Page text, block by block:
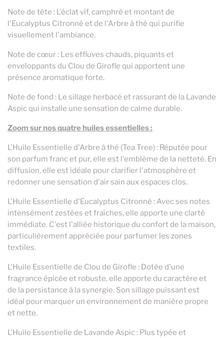
Note de tête : L'éclat vif, camphré et montant de
l'Eucalyptus Citronné et de l'Arbre à thé qui purifie
visuellement l'ambiance.
Note de cœur : Les effluves chauds, piquants et
enveloppants du Clou de Girofle qui apportent une
présence aromatique forte.
Note de fond : Le sillage herbacé et rassurant de la Lavande
Aspic qui installe une sensation de calme durable.
Zoom sur nos quatre huiles essentielles :
L'Huile Essentielle d'Arbre à thé (Tea Tree) : Réputée pour
son parfum franc et pur, elle est l'emblème de la netteté. En
diffusion, elle est idéale pour clarifier l'atmosphère et
redonner une sensation d'air sain aux espaces clos.
L'Huile Essentielle d'Eucalyptus Citronné : Avec ses notes
intensément zestées et fraîches, elle apporte une clarté
immédiate. C'est l'alliée historique du confort de la maison,
particulièrement appréciée pour parfumer les zones
textiles.
L'Huile Essentielle de Clou de Girofle : Dotée d'une
fragrance épicée et robuste, elle apporte du caractère et
de la persistance à la synergie. Son sillage puissant est
idéal pour marquer un environnement de manière propre
et nette.
L'Huile Essentielle de Lavande Aspic : Plus typée et